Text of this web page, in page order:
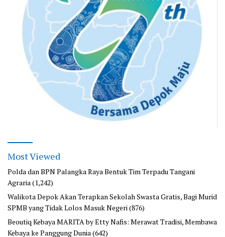
Most Viewed
Polda dan BPN Palangka Raya Bentuk Tim Terpadu Tangani
Agraria (1,242)
Walikota Depok Akan Terapkan Sekolah Swasta Gratis, Bagi Murid
SPMB yang Tidak Lolos Masuk Negeri (876)
Beoutiq Kebaya MARITA by Etty Nafis: Merawat Tradisi, Membawa
Kebaya ke Panggung Dunia (642)